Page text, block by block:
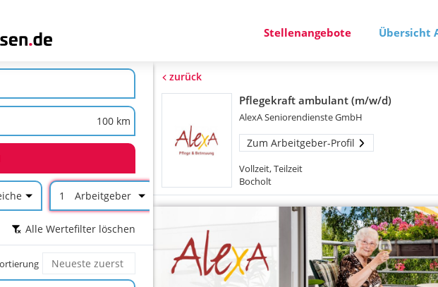
Stellenangebote Übersicht
1 Arbeitgeber
Alle Wertefilter löschen
zurück
Pflegekraft ambulant (m/w/d)
AlexA Seniorendienste GmbH
Zum Arbeitgeber-Profil
Vollzeit, Teilzeit
Bocholt